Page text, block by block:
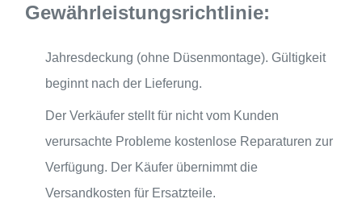
Gewährleistungsrichtlinie:
Jahresdeckung (ohne Düsenmontage). Gültigkeit
beginnt nach der Lieferung.
Der Verkäufer stellt für nicht vom Kunden
verursachte Probleme kostenlose Reparaturen zur
Verfügung. Der Käufer übernimmt die
Versandkosten für Ersatzteile.